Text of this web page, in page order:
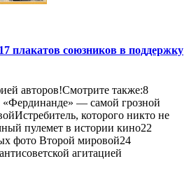
плакатов союзников в поддержку
авторов!Смотрите также:8
«Фердинанде» — самой грозной
которого никто не
пулемет в истории кино22
фото Второй мировой24
агитацией